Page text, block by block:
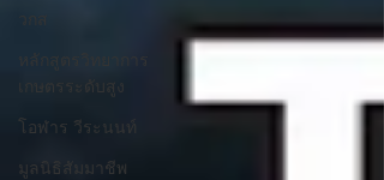
หลักสูตรวิทยาการ
เกษตรระดับสูง
โอฬาร วีระนนท์
มูลนิธิสัมมาชีพ